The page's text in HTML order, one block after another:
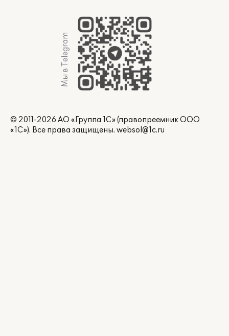
Мы в Telegram
© 2011-2026 АО «Группа 1С» (правопреемник ООО
«1С»). Все права защищены. websol@1c.ru